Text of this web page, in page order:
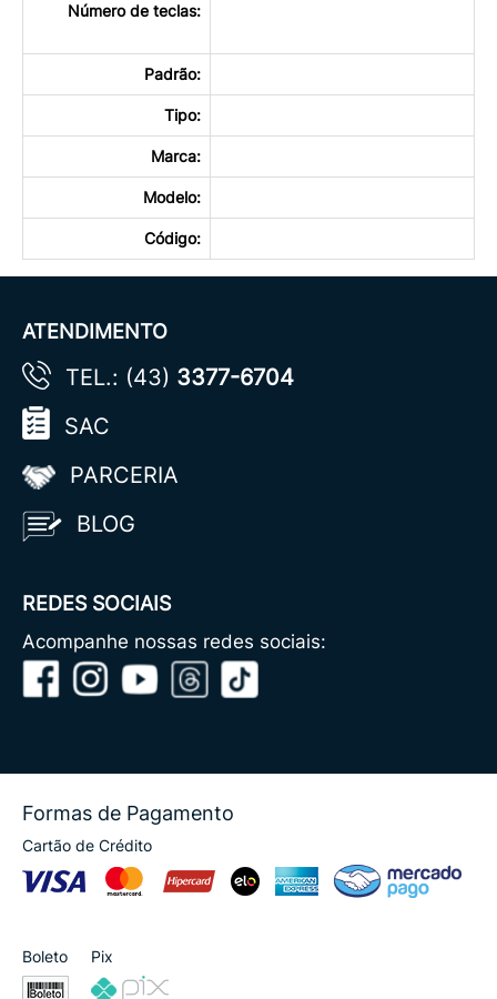
Número de teclas:
Padrão:
Tipo:
Marca:
Modelo:
Código:
ATENDIMENTO
TEL.: (43) 3377-6704
SAC
PARCERIA
BLOG
REDES SOCIAIS
Acompanhe nossas redes sociais:
Formas de Pagamento
Cartão de Crédito
Boleto Pix